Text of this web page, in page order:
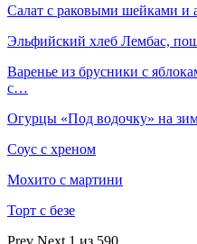
Салат с раковыми шейками и
Эльфийский хлеб Лембас,
Варенье из брусники с
с…
Огурцы «Под водочку» на
Соус с хреном
Мохито с мартини
Торт с безе
Prev Next 1 из 590